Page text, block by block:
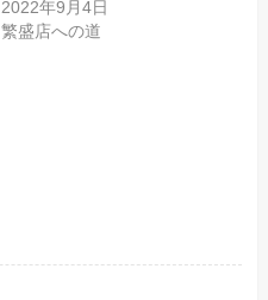
2022年9月4日
繁盛店への道